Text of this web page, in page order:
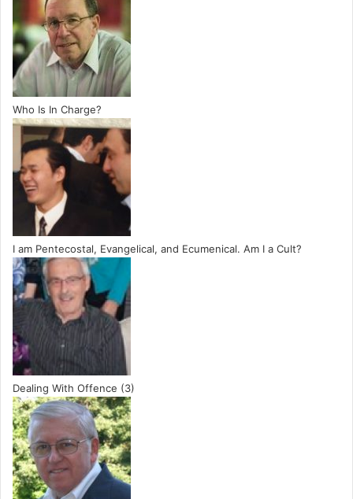
Who Is In Charge?
I am Pentecostal, Evangelical, and Ecumenical. Am I a Cult?
Dealing With Offence (3)